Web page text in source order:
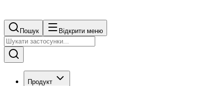
Пошук Відкрити меню
Продукт